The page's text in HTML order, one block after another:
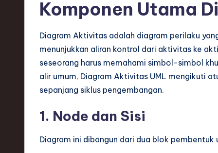
ft
w
Komponen Utama
Diagram Aktivitas adalah diagram perilaku
menunjukkan aliran kontrol dari aktivitas ke
seseorang harus memahami simbol-simbol
alir umum, Diagram Aktivitas UML mengikuti
sepanjang siklus pengembangan.
1. Node dan Sisi
Diagram ini dibangun dari dua blok pembentuk